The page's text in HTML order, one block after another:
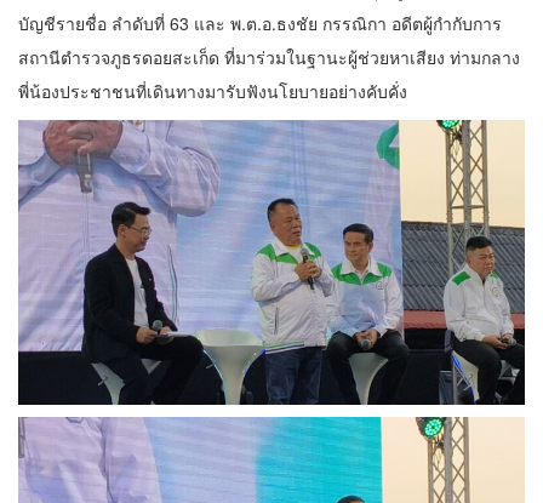
บัญชีรายชื่อ ลำดับที่ 63 และ พ.ต.อ.ธงชัย กรรณิกา อดีตผู้กำกับการ
สถานีตำรวจภูธรดอยสะเก็ด ที่มาร่วมในฐานะผู้ช่วยหาเสียง ท่ามกลาง
พี่น้องประชาชนที่เดินทางมารับฟังนโยบายอย่างคับคั่ง